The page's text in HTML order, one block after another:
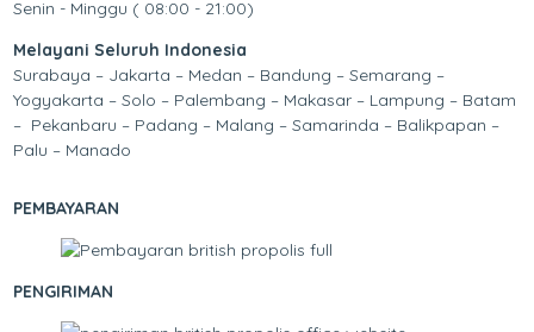
Senin - Minggu ( 08:00 - 21:00)
Melayani Seluruh Indonesia
Surabaya – Jakarta – Medan – Bandung – Semarang –
Yogyakarta – Solo – Palembang – Makasar – Lampung – Batam
– Pekanbaru – Padang – Malang – Samarinda – Balikpapan –
Palu – Manado
PEMBAYARAN
PENGIRIMAN